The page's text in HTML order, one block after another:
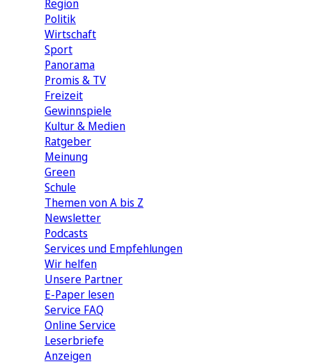
Region
Politik
Wirtschaft
Sport
Panorama
Promis & TV
Freizeit
Gewinnspiele
Kultur & Medien
Ratgeber
Meinung
Green
Schule
Themen von A bis Z
Newsletter
Podcasts
Services und Empfehlungen
Wir helfen
Unsere Partner
E-Paper lesen
Service FAQ
Online Service
Leserbriefe
Anzeigen